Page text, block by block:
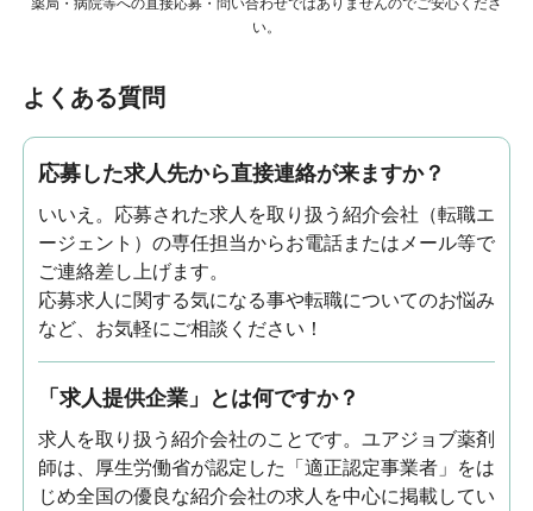
い。
よくある質問
応募した求人先から直接連絡が来ますか？
いいえ。応募された求人を取り扱う紹介会社（転職エ
ージェント）の専任担当からお電話またはメール等で
ご連絡差し上げます。
応募求人に関する気になる事や転職についてのお悩み
など、お気軽にご相談ください！
「求人提供企業」とは何ですか？
求人を取り扱う紹介会社のことです。ユアジョブ薬剤
師は、厚生労働省が認定した「適正認定事業者」をは
じめ全国の優良な紹介会社の求人を中心に掲載してい